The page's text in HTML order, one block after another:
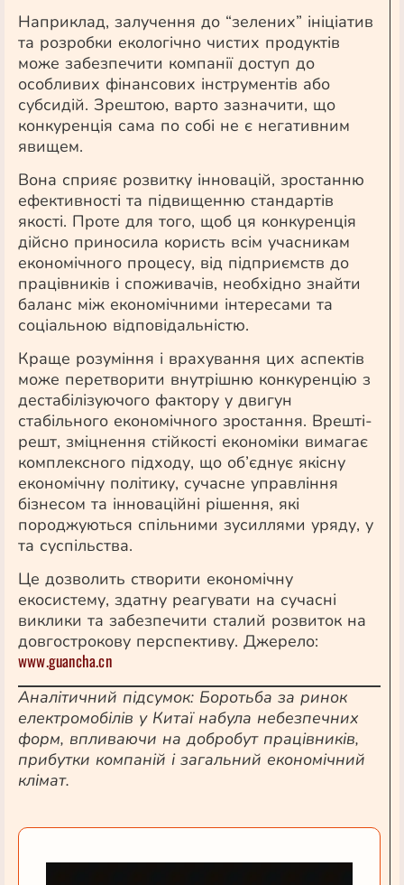
Наприклад, залучення до “зелених” ініціатив
та розробки екологічно чистих продуктів
може забезпечити компанії доступ до
особливих фінансових інструментів або
субсидій. Зрештою, варто зазначити, що
конкуренція сама по собі не є негативним
явищем.
Вона сприяє розвитку інновацій, зростанню
ефективності та підвищенню стандартів
якості. Проте для того, щоб ця конкуренція
дійсно приносила користь всім учасникам
економічного процесу, від підприємств до
працівників і споживачів, необхідно знайти
баланс між економічними інтересами та
соціальною відповідальністю.
Краще розуміння і врахування цих аспектів
може перетворити внутрішню конкуренцію з
дестабілізуючого фактору у двигун
стабільного економічного зростання. Врешті-
решт, зміцнення стійкості економіки вимагає
комплексного підходу, що об’єднує якісну
економічну політику, сучасне управління
бізнесом та інноваційні рішення, які
породжуються спільними зусиллями уряду, у
та суспільства.
Це дозволить створити економічну
екосистему, здатну реагувати на сучасні
виклики та забезпечити сталий розвиток на
довгострокову перспективу. Джерело:
www.guancha.cn
Аналітичний підсумок: Боротьба за ринок
електромобілів у Китаї набула небезпечних
форм, впливаючи на добробут працівників,
прибутки компаній і загальний економічний
клімат.